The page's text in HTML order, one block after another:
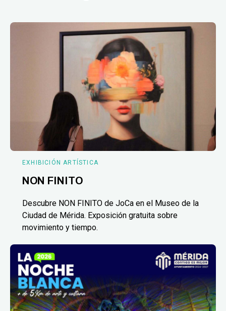
EXHIBICIÓN ARTÍSTICA
NON FINITO
Descubre NON FINITO de JoCa en el Museo de la
Ciudad de Mérida. Exposición gratuita sobre
movimiento y tiempo.